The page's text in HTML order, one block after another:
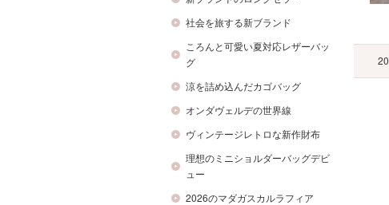
社会を旅する新ブランド
ころんと可愛い夏対応レザーバッ
グ
涼を詰め込んだカゴバッグ
オンダヴェルデの世界線
ヴィンテージレトロな新作財布
理想のミニショルダーバッグデビ
ュー
2026のマダガスカルラフィア